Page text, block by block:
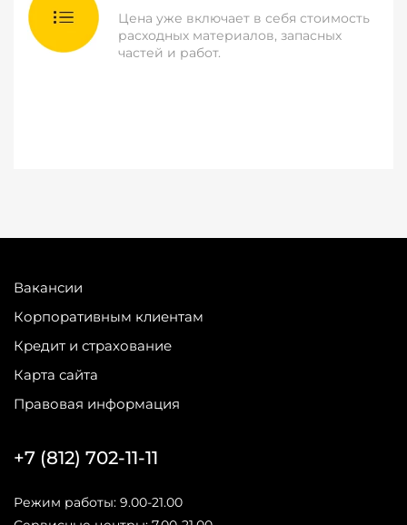
Цена уже включает в себя стоимость
расходных материалов, запасных
частей и работ.
Вакансии
Корпоративным клиентам
Кредит и страхование
Карта сайта
Правовая информация
+7 (812) 702-11-11
Режим работы: 9.00-21.00